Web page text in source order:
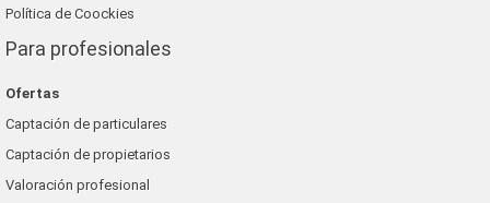
Política de Coockies
Para profesionales
Ofertas
Captación de particulares
Captación de propietarios
Valoración profesional